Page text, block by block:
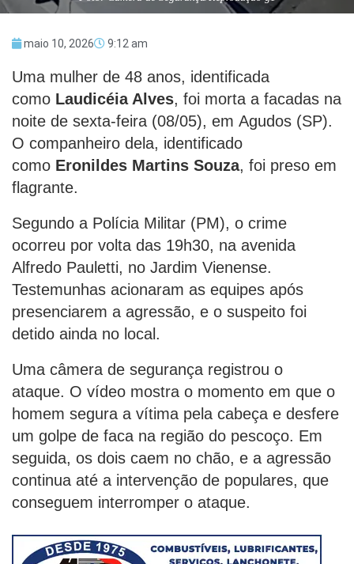
maio 10, 2026 9:12 am
Uma mulher de 48 anos, identificada
como Laudicéia Alves, foi morta a facadas na
noite de sexta-feira (08/05), em Agudos (SP).
O companheiro dela, identificado
como Eronildes Martins Souza, foi preso em
flagrante.
Segundo a Polícia Militar (PM), o crime
ocorreu por volta das 19h30, na avenida
Alfredo Pauletti, no Jardim Vienense.
Testemunhas acionaram as equipes após
presenciarem a agressão, e o suspeito foi
detido ainda no local.
Uma câmera de segurança registrou o
ataque. O vídeo mostra o momento em que o
homem segura a vítima pela cabeça e desfere
um golpe de faca na região do pescoço. Em
seguida, os dois caem no chão, e a agressão
continua até a intervenção de populares, que
conseguem interromper o ataque.